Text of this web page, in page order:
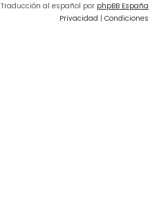
Traducción al español por phpBB España
Privacidad | Condiciones